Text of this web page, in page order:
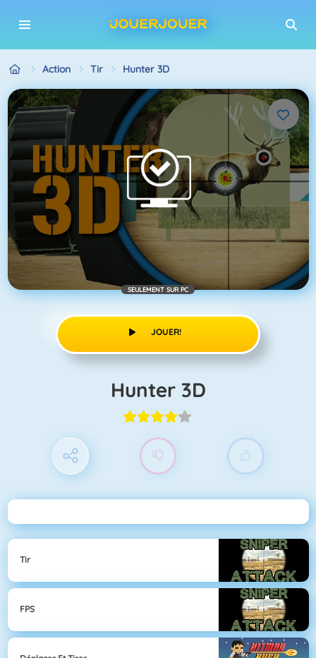
Action Tir Hunter 3D
SEULEMENT SUR PC
JOUER!
Hunter 3D
Tir
FPS